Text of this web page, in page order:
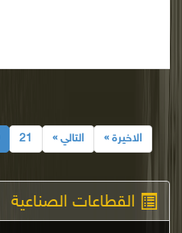
القطاعات الصناعية
21 التالي » الاخيرة »